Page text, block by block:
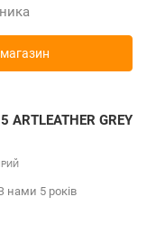
ARTLEATHER GREY
нами 5 років